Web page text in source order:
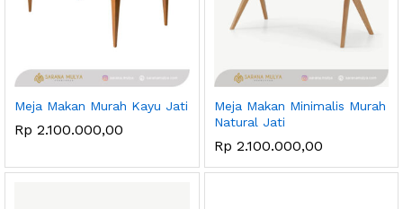
Meja Makan Murah Kayu Jati
Rp 2.100.000,00
Meja Makan Minimalis Murah
Natural Jati
Rp 2.100.000,00